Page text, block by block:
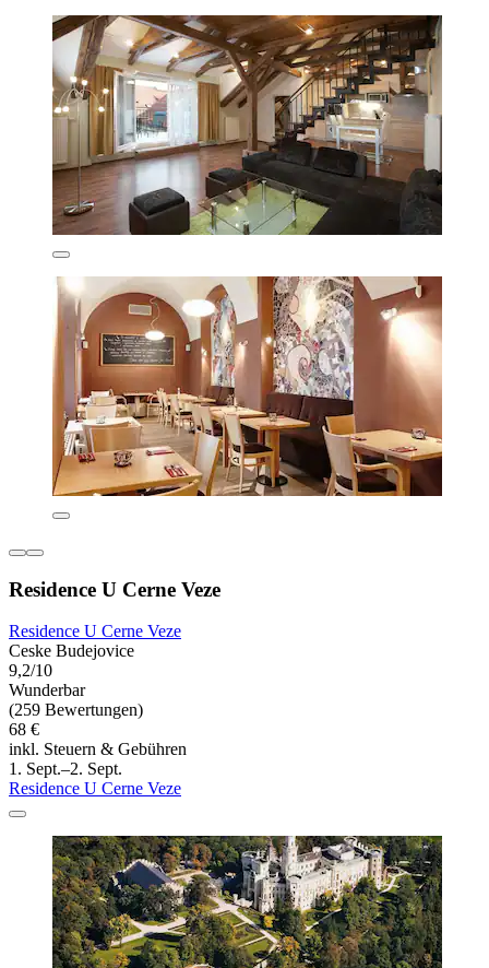
Residence U Cerne Veze
Residence U Cerne Veze
Ceske Budejovice
9,2/10
Wunderbar
(259 Bewertungen)
68 €
inkl. Steuern & Gebühren
1. Sept.–2. Sept.
Residence U Cerne Veze